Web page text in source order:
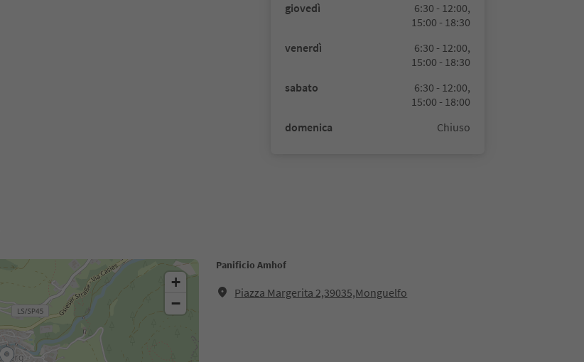
giovedì
6:30 - 12:00,
15:00 - 18:30
venerdì
6:30 - 12:00,
15:00 - 18:30
sabato
6:30 - 12:00,
15:00 - 18:00
domenica
Chiuso
Panificio Amhof
Piazza Margerita 2,39035,Monguelfo
+
−